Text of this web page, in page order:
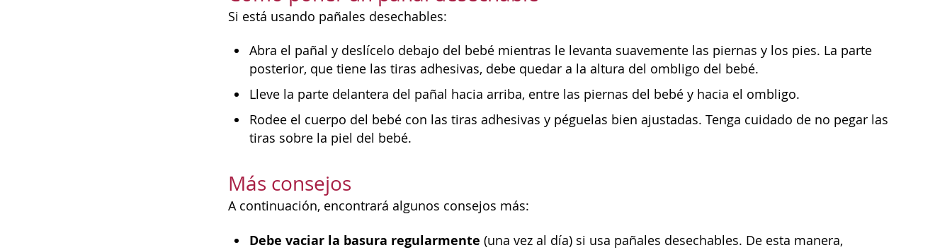
Si está usando pañales desechables:
Abra el pañal y deslícelo debajo del bebé mientras le levanta suavemente las piernas y los pies. La parte
posterior, que tiene las tiras adhesivas, debe quedar a la altura del ombligo del bebé.
Lleve la parte delantera del pañal hacia arriba, entre las piernas del bebé y hacia el ombligo.
Rodee el cuerpo del bebé con las tiras adhesivas y péguelas bien ajustadas. Tenga cuidado de no pegar las
tiras sobre la piel del bebé.
Más consejos
A continuación, encontrará algunos consejos más:
Debe vaciar la basura regularmente (una vez al día) si usa pañales desechables. De esta manera,